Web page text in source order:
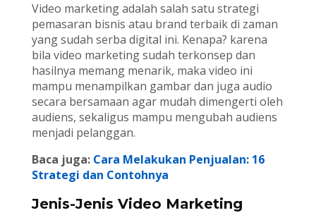
Video marketing adalah salah satu strategi
pemasaran bisnis atau brand terbaik di zaman
yang sudah serba digital ini. Kenapa? karena
bila video marketing sudah terkonsep dan
hasilnya memang menarik, maka video ini
mampu menampilkan gambar dan juga audio
secara bersamaan agar mudah dimengerti oleh
audiens, sekaligus mampu mengubah audiens
menjadi pelanggan.
Baca juga: Cara Melakukan Penjualan: 16
Strategi dan Contohnya
Jenis-Jenis Video Marketing